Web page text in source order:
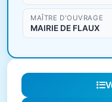
MAÎTRE D'OUVRAGE
MAIRIE DE FLAUX